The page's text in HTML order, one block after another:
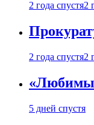
2 года спустя2
2 года спустя2
5 дней спустя